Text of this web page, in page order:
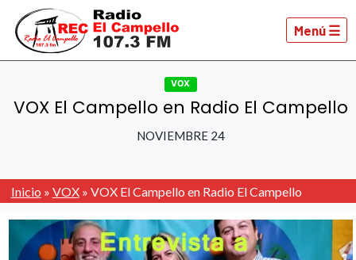
Menú ☰
VOX
VOX El Campello en Radio El Campello
NOVIEMBRE 24
Inicio » VOX» VOX El Campello en Radio El Campello